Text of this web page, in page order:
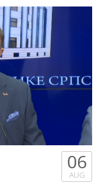
06
AUG